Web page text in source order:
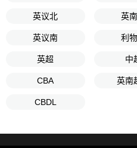
英议北 英
英议南 利
英超 中
CBA 英南
CBDL